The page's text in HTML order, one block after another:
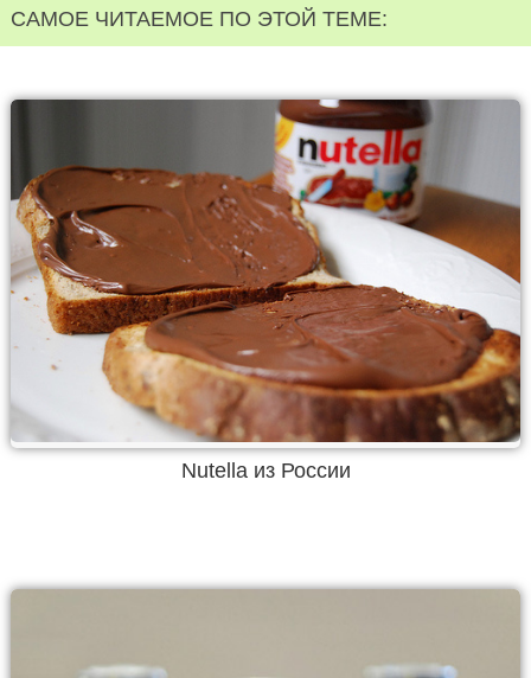
САМОЕ ЧИТАЕМОЕ ПО ЭТОЙ ТЕМЕ:
Nutella из России